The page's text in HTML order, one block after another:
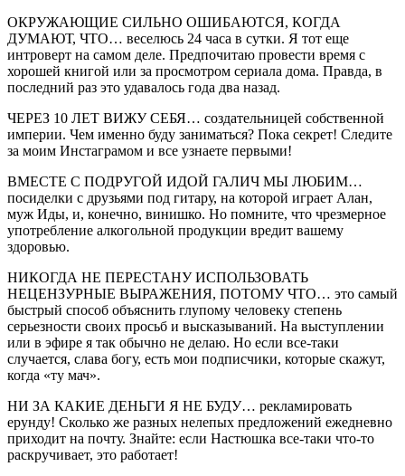
ОКРУЖАЮЩИЕ СИЛЬНО ОШИБАЮТСЯ, КОГДА
ДУМАЮТ, ЧТО… веселюсь 24 часа в сутки. Я тот еще
интроверт на самом деле. Предпочитаю провести время с
хорошей книгой или за просмотром сериала дома. Правда, в
последний раз это удавалось года два назад.
ЧЕРЕЗ 10 ЛЕТ ВИЖУ СЕБЯ… создательницей собственной
империи. Чем именно буду заниматься? Пока секрет! Следите
за моим Инстаграмом и все узнаете первыми!
ВМЕСТЕ С ПОДРУГОЙ ИДОЙ ГАЛИЧ МЫ ЛЮБИМ…
посиделки с друзьями под гитару, на которой играет Алан,
муж Иды, и, конечно, винишко. Но помните, что чрезмерное
употребление алкогольной продукции вредит вашему
здоровью.
НИКОГДА НЕ ПЕРЕСТАНУ ИСПОЛЬЗОВАТЬ
НЕЦЕНЗУРНЫЕ ВЫРАЖЕНИЯ, ПОТОМУ ЧТО… это самый
быстрый способ объяснить глупому человеку степень
серьезности своих просьб и высказываний. На выступлении
или в эфире я так обычно не делаю. Но если все-таки
случается, слава богу, есть мои подписчики, которые скажут,
когда «ту мач».
НИ ЗА КАКИЕ ДЕНЬГИ Я НЕ БУДУ… рекламировать
ерунду! Сколько же разных нелепых предложений ежедневно
приходит на почту. Знайте: если Настюшка все-таки что-то
раскручивает, это работает!